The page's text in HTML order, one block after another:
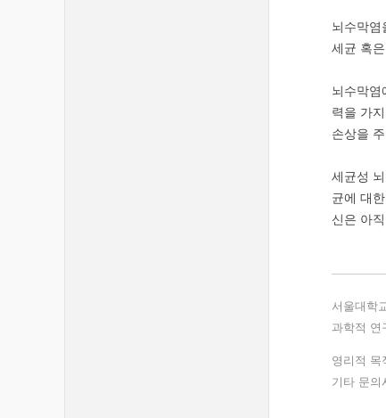
뇌수막
세균 혹
뇌수막
력을 가
손상을
세균성
균에 대
신은 아
서울대학
과학적
영리적
기타 문의